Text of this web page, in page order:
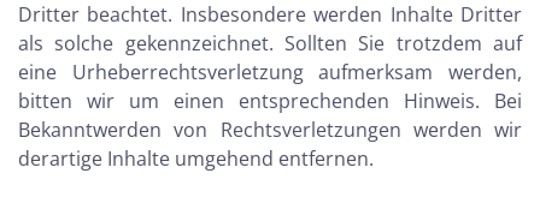
Dritter beachtet. Insbesondere werden Inhalte Dritter
als solche gekennzeichnet. SolltenSie trotzdem auf
eine Urheberrechtsverletzung aufmerksam werden,
bitten wir um einen entsprechenden Hinweis. Bei
Bekanntwerden von Rechtsverletzungen werden wir
derartige Inhalte umgehend entfernen.